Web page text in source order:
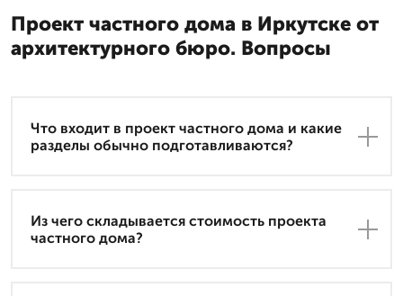
Проект частного дома в Иркутске от
архитектурного бюро. Вопросы
Что входит в проект частного дома и какие
разделы обычно подготавливаются?
Из чего складывается стоимость проекта
частного дома?